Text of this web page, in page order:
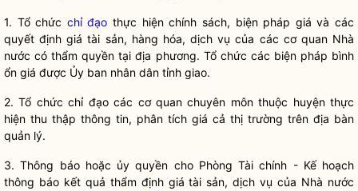
1. Tổ chức chỉ đạo thực hiện chính sách, biện pháp giá và các
quyết định giá tài sản, hàng hóa,dịch vụ của các cơ quan Nhà
nước có thẩmquyền tại địa phương. Tổ chức các biện pháp bình
ổn giá được Ủy ban nhân dân tỉnh giao.
2. Tổ chứcchỉ đạocác cơ quan chuyên môn thuộc huyện thực
hiện thu thập thông tin, phân tích giá cả thị trường trên địa bàn
quản lý.
3. Thông báo hoặc ủyquyền cho Phòng Tài chính - Kế hoạch
thông báo kết quả thẩm định giá tài sản,dịch vụ của Nhà nước